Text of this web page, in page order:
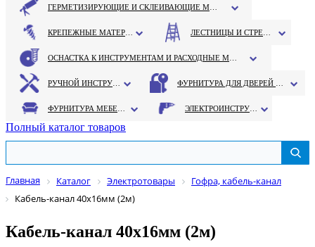
Полный каталог товаров
Главная Каталог Электротовары
Гофра, кабель-канал
Кабель-канал 40х16мм (2м)
Кабель-канал 40х16мм (2м)